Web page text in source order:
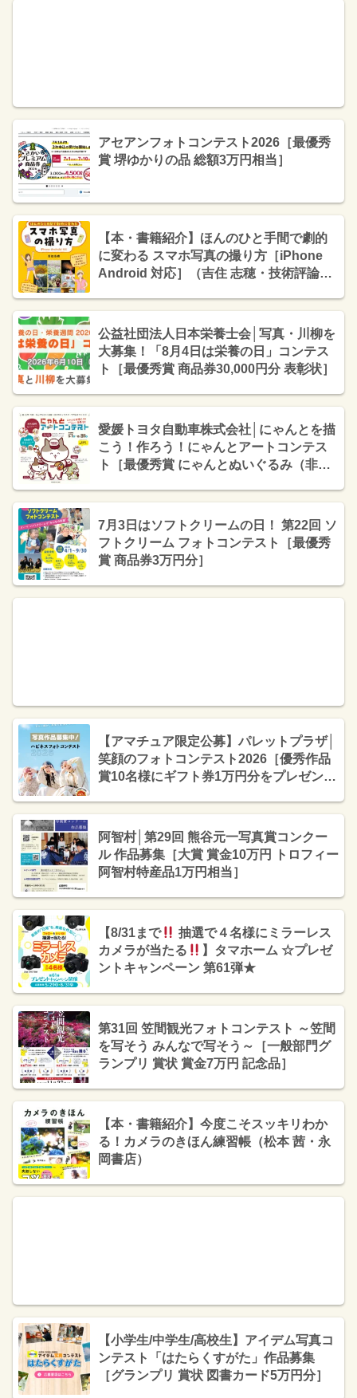
アセアンフォトコンテスト2026［最優秀
賞 堺ゆかりの品 総額3万円相当］
【本・書籍紹介】ほんのひと手間で劇的
に変わる スマホ写真の撮り方［iPhone
Android 対応］（吉住 志穂・技術評論
公益社団法人日本栄養士会│写真・川柳を
大募集！「8月4日は栄養の日」コンテス
ト［最優秀賞 商品券30,000円分 表彰状］
愛媛トヨタ自動車株式会社│にゃんとを描
こう！作ろう！にゃんとアートコンテス
ト［最優秀賞 にゃんとぬいぐるみ（非売
7月3日はソフトクリームの日！ 第22回 ソ
フトクリーム フォトコンテスト［最優秀
賞 商品券3万円分］
【アマチュア限定公募】パレットプラザ│
笑顔のフォトコンテスト2026［優秀作品
賞10名様にギフト券1万円分をプレゼン
阿智村│第29回 熊谷元一写真賞コンクー
ル 作品募集［大賞 賞金10万円 トロフィー
阿智村特産品1万円相当］
【8/31まで
抽選で４名様にミラーレス
カメラが当たる
】タマホーム ☆プレゼ
ントキャンペーン 第61弾★
第31回 笠間観光フォトコンテスト ～笠間
を写そう みんなで写そう～［一般部門グ
ランプリ 賞状 賞金7万円 記念品］
【本・書籍紹介】今度こそスッキリわか
る！カメラのきほん練習帳（松本 茜・永
岡書店）
【小学生/中学生/高校生】アイデム写真コ
ンテスト「はたらくすがた」作品募集
［グランプリ 賞状 図書カード5万円分］